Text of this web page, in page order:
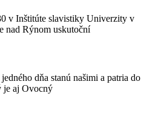
v Inštitúte slavistiky Univerzity v
nad Rýnom uskutoční
dňa stanú našimi a patria do
je aj Ovocný